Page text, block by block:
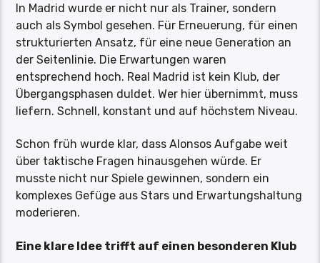
In Madrid wurde er nicht nur als Trainer, sondern
auch als Symbol gesehen. Für Erneuerung, für einen
strukturierten Ansatz, für eine neue Generation an
der Seitenlinie. Die Erwartungen waren
entsprechend hoch. Real Madrid ist kein Klub, der
Übergangsphasen duldet. Wer hier übernimmt, muss
liefern. Schnell, konstant und auf höchstem Niveau.
Schon früh wurde klar, dass Alonsos Aufgabe weit
über taktische Fragen hinausgehen würde. Er
musste nicht nur Spiele gewinnen, sondern ein
komplexes Gefüge aus Stars und Erwartungshaltung
moderieren.
Eine klare Idee trifft auf einen besonderen Klub